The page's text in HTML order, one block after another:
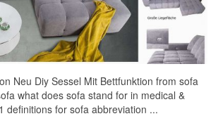
Neu Diy Sessel Mit Bettfunktion from sofa
what does sofa stand for in medical &
definitions for sofa abbreviation ...